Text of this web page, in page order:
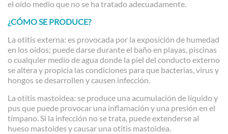
el oído medio que no se ha tratado adecuadamente.
¿CÓMO SE PRODUCE?
La otitis externa: es provocada por la exposición de humedad
en los oídos; puede darse durante el baño en playas, piscinas
o cualquier medio de agua donde la piel del conducto externo
se altera y propicia las condiciones para que bacterias, virus y
hongos se desarrollen y causen infección.
La otitis mastoidea: se produce una acumulación de líquido y
pus que puede provocar una inflamación y una presión en el
tímpano. Si la infección no se trata, puede extenderse al
hueso mastoides y causar una otitis mastoidea.